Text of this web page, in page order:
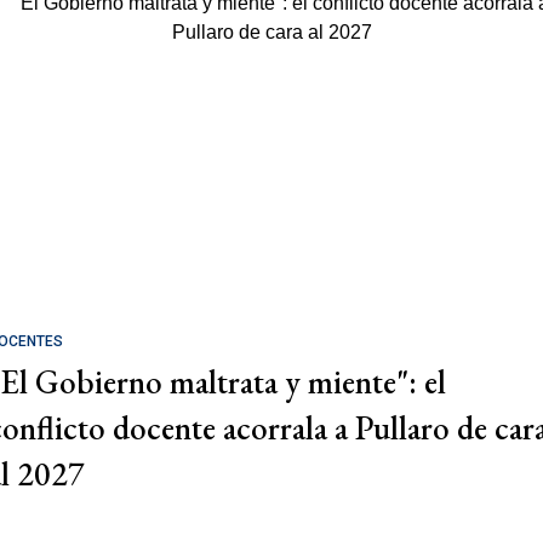
Gobierno maltrata y miente": el
docente acorrala a Pullaro de
2027